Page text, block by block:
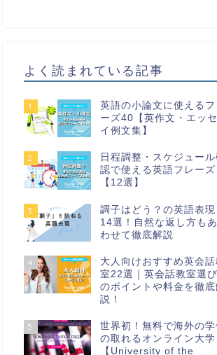
よく読まれている記事
1
英語の小論文に使えるフ
ーズ40【英作文・エッセ
イ例文集】
2
日程調整・スケジュール
認で使える英語フレーズ
【12選】
3
調子はどう？の英語表現
14選！自然な返し方もあ
わせて徹底解説
4
大人向けおすすめ英会話
室22選｜英会話教室選び
のポイントや料金を徹底
説！
5
世界初！無料で海外の学
の取れるオンライン大学
【University of the